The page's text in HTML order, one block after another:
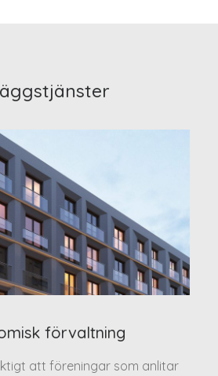
förvaltning
att föreningar som anlitar